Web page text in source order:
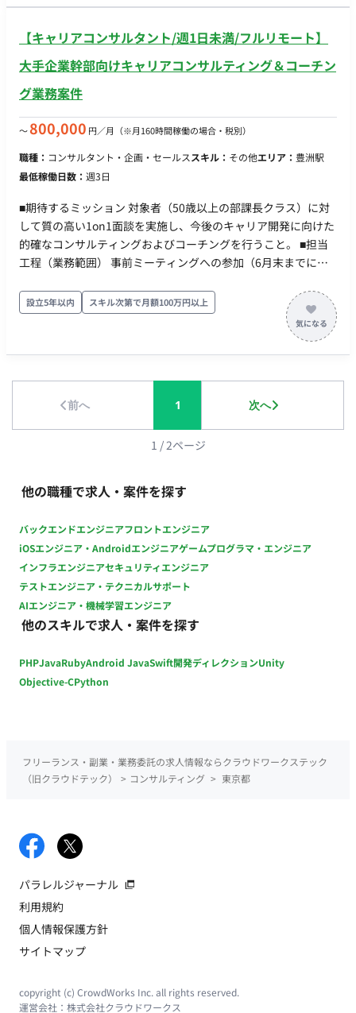
【キャリアコンサルタント/週1日未満/フルリモート】
大手企業幹部向けキャリアコンサルティング＆コーチン
グ業務案件
〜800,000 円／月 （※月160時間稼働の場合・税別）
職種： コンサルタント・企画・セールススキル： その他エリア： 豊洲駅
最低稼働日数： 週3日
■期待するミッション 対象者（50歳以上の部課長クラス）に対
して質の高い1on1面談を実施し、今後のキャリア開発に向けた
的確なコンサルティングおよびコーチングを行うこと。 ■担当
工程（業務範囲） 事前ミーティングへの参加（6月末までに実
12名程度を担当、3ヶ月間で計2〜3回の面談を実施） 毎月の面
談実施後の「面談報告書」の作成・提出 9月の面談終了後の
コンサルタントによる稼働を想定（※スキルや対応可能案件数
に1名ペース）＋ 毎月の面談報告書提出 9月下旬〜末：面談終了
は確認中）、報告書作成ツール（Office系等、詳細は確認中） ■
開発フェーズと予定 契約・稼働期間：2026年6月末（事前
2026年7月・8月・9月の3ヶ月間 ■案件の魅力（会社について・
サービスについて） 大手IT企業の幹部層（部課長以上）に対す
るシニアキャリアコンサルティングという、非常に市場価値・
社会的意義の高い案件に携わることができます。 ■リモート稼
働について 稼働実績有無：確認中（面談自体はリモート想定）
リモート稼働可能頻度（週に●回）：フルリモート想定
時短やフレックス可否：可（月10時間程度の極小稼働、面談ス
ケジュールに合わせて柔軟に調整可能） 土日稼働可否・夜間稼
設立5年以内 スキル次第で月額100万円以上
前へ 1 次へ
1 /2ページ
他の職種で求人・案件を探す
バックエンドエンジニアフロントエンジニア
iOSエンジニア・Androidエンジニアゲームプログラマ・エンジニア
インフラエンジニアセキュリティエンジニア
テストエンジニア・テクニカルサポート
AIエンジニア・機械学習エンジニア
他のスキルで求人・案件を探す
PHPJavaRubyAndroid JavaSwift開発ディレクションUnity
Objective-CPython
フリーランス・副業・業務委託の求人情報ならクラウドワークステック
（旧クラウドテック）
> コンサルティング > 東京都
パラレルジャーナル
利用規約
個人情報保護方針
サイトマップ
copyright (c) CrowdWorks Inc. all rights reserved.
運営会社： 株式会社クラウドワークス